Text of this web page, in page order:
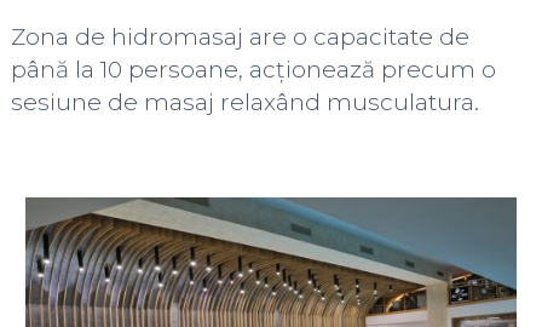
Zona de hidromasaj are o capacitate de
până la 10 persoane, acționează precum o
sesiune de masaj relaxând musculatura.